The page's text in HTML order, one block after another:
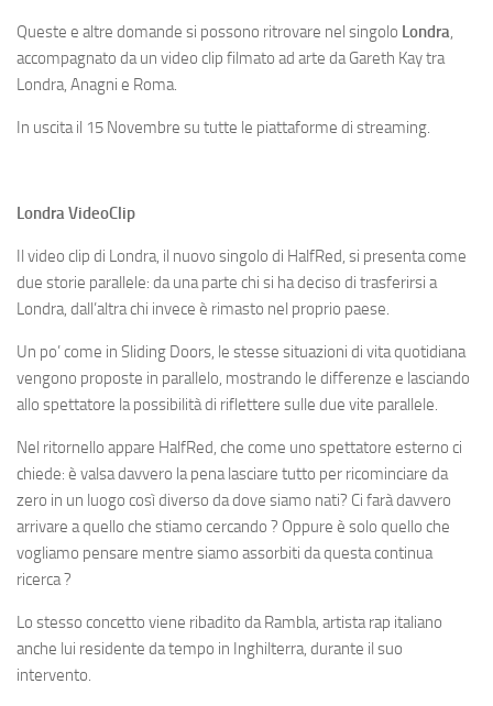
Queste e altre domande si possono ritrovare nel singolo Londra,
accompagnato da un video clip filmato ad arte da Gareth Kay tra
Londra, Anagni e Roma.
In uscita il 15 Novembre su tutte le piattaforme di streaming.
Londra VideoClip
Il video clip di Londra, il nuovo singolo di HalfRed, si presenta come
due storie parallele: da una parte chi si ha deciso di trasferirsi a
Londra, dall’altra chi invece è rimasto nel proprio paese.
Un po’ come in Sliding Doors, le stesse situazioni di vita quotidiana
vengono proposte in parallelo, mostrando le differenze e lasciando
allo spettatore la possibilità di riflettere sulle due vite parallele.
Nel ritornello appare HalfRed, che come uno spettatore esterno ci
chiede: è valsa davvero la pena lasciare tutto per ricominciare da
zero in un luogo così diverso da dove siamo nati? Ci farà davvero
arrivare a quello che stiamo cercando ? Oppure è solo quello che
vogliamo pensare mentre siamo assorbiti da questa continua
ricerca ?
Lo stesso concetto viene ribadito da Rambla, artista rap italiano
anche lui residente da tempo in Inghilterra, durante il suo
intervento.